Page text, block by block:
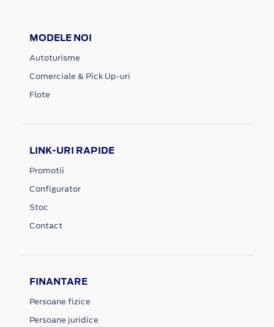
MODELE NOI
Autoturisme
Comerciale & Pick Up-uri
Flote
LINK-URI RAPIDE
Promotii
Configurator
Stoc
Contact
FINANTARE
Persoane fizice
Persoane juridice